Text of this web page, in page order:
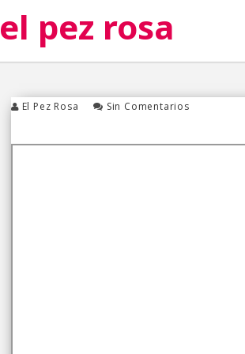
el pez rosa
El Pez Rosa Sin Comentarios